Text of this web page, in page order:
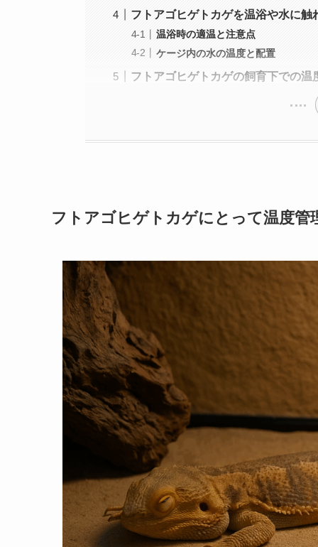
フトアゴヒゲトカゲを温浴や水に触
温浴時の適温と注意点
ケージ内の水の温度と配置
フトアゴヒゲトカゲの飼育下での温
フトアゴヒゲトカゲにとって温度管